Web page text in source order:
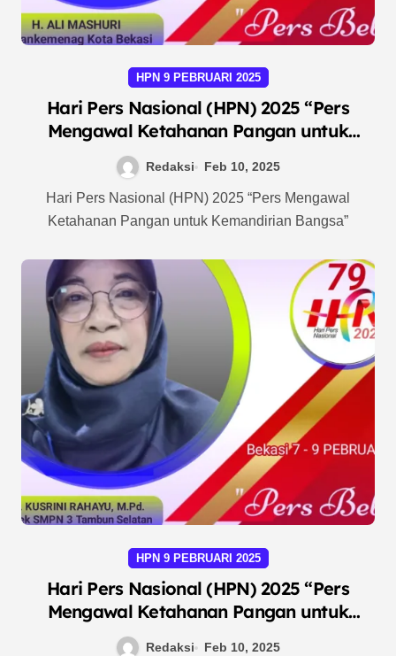
HPN 9 PEBRUARI 2025
Hari Pers Nasional (HPN) 2025 “Pers
Mengawal Ketahanan Pangan untuk
Kemandirian Bangsa”
Redaksi Feb 10, 2025
Hari Pers Nasional (HPN) 2025 “Pers Mengawal
Ketahanan Pangan untuk Kemandirian Bangsa”
HPN 9 PEBRUARI 2025
Hari Pers Nasional (HPN) 2025 “Pers
Mengawal Ketahanan Pangan untuk
Kemandirian Bangsa”
Redaksi Feb 10, 2025